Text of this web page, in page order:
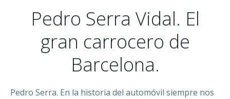
Pedro Serra Vidal. El
gran carrocero de
Barcelona.
Pedro Serra. En la historia del automóvil siempre nos